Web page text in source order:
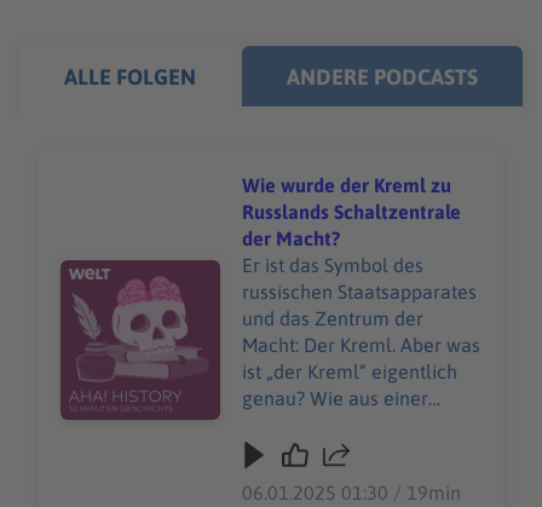
ALLE FOLGEN ANDERE PODCASTS
Audiotitel - Wie wurde der Kreml zu Russlands
Wie wurde der Kreml zu
Russlands Schaltzentrale
der Macht?
Er ist das Symbol des
russischen Staatsapparates
und das Zentrum der
Macht: Der Kreml. Aber was
ist „der Kreml“ eigentlich
genau? Wie aus einer
Kern der russischen
06.01.2025 01:30 / 19min